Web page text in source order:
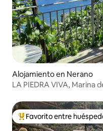
Alojamiento en Nerano
LA PIEDRA VIVA, Marina
Favorito entre huéspedes
Favorito entre